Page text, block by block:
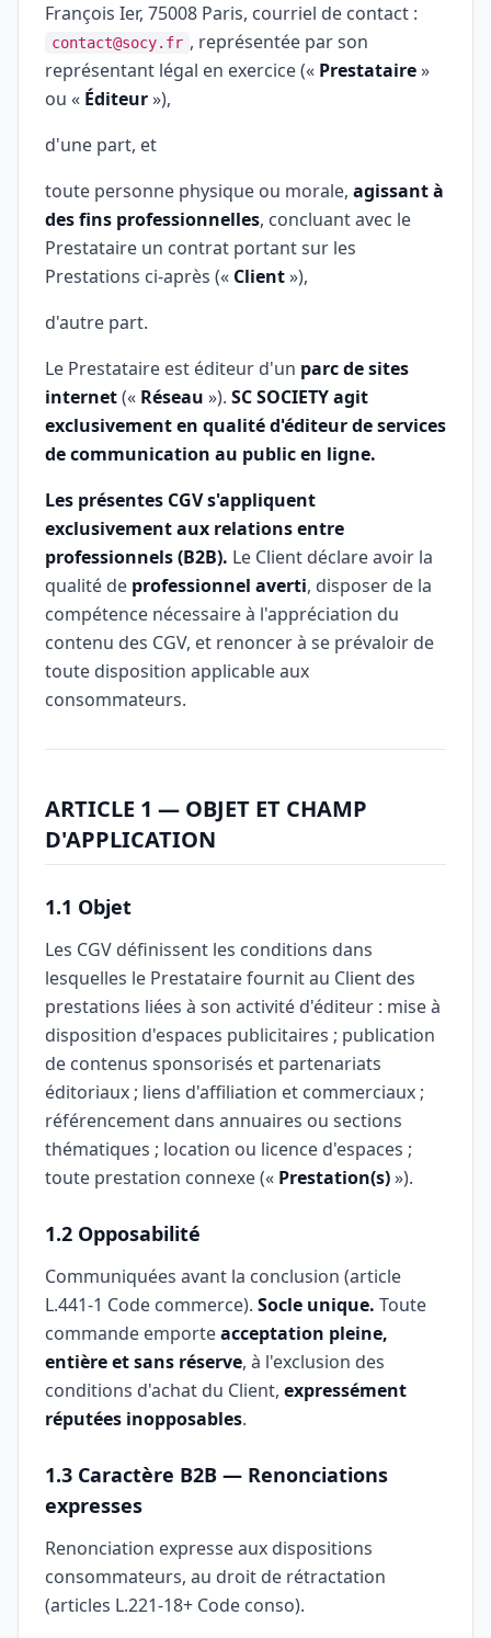
François Ier, 75008 Paris, courriel de contact :
contact@socy.fr , représentée par son
représentant légal en exercice (« Prestataire»
ou « Éditeur»),
d'une part, et
toute personne physique ou morale, agissant à
des fins professionnelles, concluant avec le
Prestataire un contrat portant sur les
Prestations ci-après (« Client»),
d'autre part.
Le Prestataire est éditeur d'un parc de sites
internet(« Réseau »). SC SOCIETY agit
exclusivement en qualité d'éditeur de services
de communication au public en ligne.
Les présentes CGV s'appliquent
exclusivement aux relations entre
professionnels (B2B). Le Client déclare avoir la
qualité de professionnel averti, disposer de la
compétence nécessaire à l'appréciation du
contenu des CGV, et renoncer à se prévaloir de
toute disposition applicable aux
consommateurs.
ARTICLE 1 — OBJET ET CHAMP
D'APPLICATION
1.1 Objet
Les CGV définissent les conditions dans
lesquelles le Prestataire fournit au Client des
prestations liées à son activité d'éditeur : mise à
disposition d'espaces publicitaires ; publication
de contenus sponsorisés et partenariats
éditoriaux ; liens d'affiliation et commerciaux ;
référencement dans annuaires ou sections
thématiques ; location ou licence d'espaces ;
toute prestation connexe (« Prestation(s)»).
1.2 Opposabilité
Communiquées avant la conclusion (article
L.441-1 Code commerce). Socle unique. Toute
commande emporteacceptation pleine,
entière et sans réserve, à l'exclusion des
conditions d'achat du Client, expressément
réputées inopposables.
1.3 Caractère B2B — Renonciations
expresses
Renonciation expresse aux dispositions
consommateurs, au droit de rétractation
(articles L.221-18+ Code conso).